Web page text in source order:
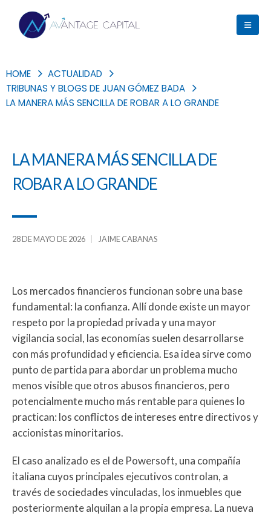
HOME
ACTUALIDAD
TRIBUNAS Y BLOGS DE JUAN GÓMEZ BADA
LA MANERA MÁS SENCILLA DE ROBAR A LO GRANDE
LA MANERA MÁS SENCILLA DE
ROBAR A LO GRANDE
28 DE MAYO DE 2026 JAIME CABANAS
Los mercados financieros funcionan sobre una base
fundamental: la confianza. Allí donde existe un mayor
respeto por la propiedad privada y una mayor
vigilancia social, las economías suelen desarrollarse
con más profundidad y eficiencia. Esa idea sirve como
punto de partida para abordar un problema mucho
menos visible que otros abusos financieros, pero
potencialmente mucho más rentable para quienes lo
practican: los conflictos de intereses entre directivos y
accionistas minoritarios.
El caso analizado es el de Powersoft, una compañía
italiana cuyos principales ejecutivos controlan, a
través de sociedades vinculadas, los inmuebles que
posteriormente alquilan a la propia empresa. La nueva